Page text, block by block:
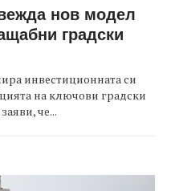
нов модел
градски
инвестиционната си
на ключови градски
че...